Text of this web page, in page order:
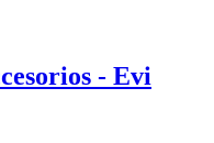
- Evi